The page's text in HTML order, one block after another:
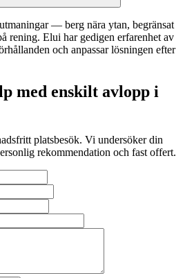
— berg nära ytan, begränsat
rening. Elui har gedigen erfarenhet av
och anpassar lösningen efter
med enskilt avlopp i
platsbesök. Vi undersöker din
rekommendation och fast offert.